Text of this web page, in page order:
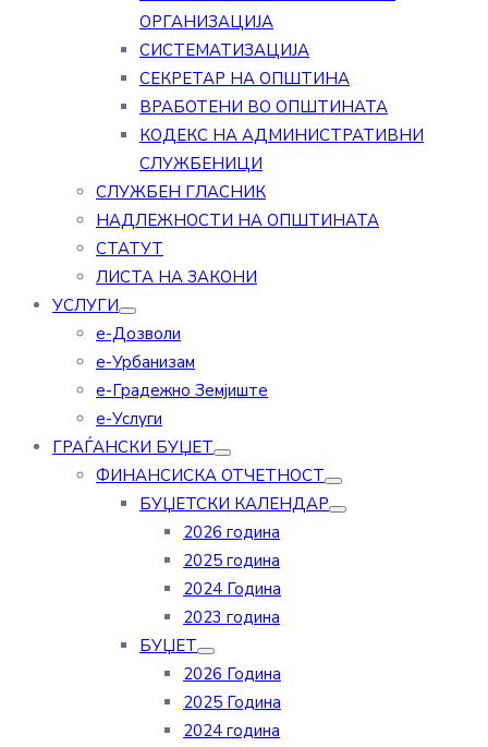
ОРГАНИЗАЦИЈА
СИСТЕМАТИЗАЦИЈА
СЕКРЕТАР НА ОПШТИНА
ВРАБОТЕНИ ВО ОПШТИНАТА
КОДЕКС НА АДМИНИСТРАТИВНИ
СЛУЖБЕНИЦИ
СЛУЖБЕН ГЛАСНИК
НАДЛЕЖНОСТИ НА ОПШТИНАТА
СТАТУТ
ЛИСТА НА ЗАКОНИ
УСЛУГИ
е-Дозволи
е-Урбанизам
е-Градежно Земјиште
е-Услуги
ГРАЃАНСКИ БУЏЕТ
ФИНАНСИСКА ОТЧЕТНОСТ
БУЏЕТСКИ КАЛЕНДАР
2026 година
2025 година
2024 Година
2023 година
БУЏЕТ
2026 Година
2025 Година
2024 година